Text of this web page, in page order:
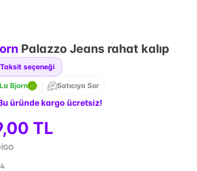
Palazzo Jeans rahat kalıp
seçeneği
La Bjorn Satıcıya Sor
üründe kargo ücretsiz!
TL